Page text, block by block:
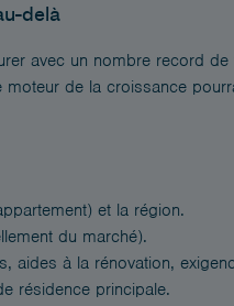
delà
avec un nombre record de
de la croissance
et la région.
du marché).
aides à la rénovation,
résidence principale.